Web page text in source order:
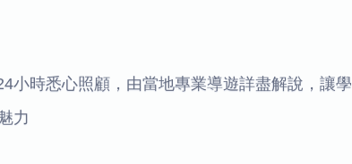
小時悉心照顧，由當地專業導遊詳盡解說，讓學
力